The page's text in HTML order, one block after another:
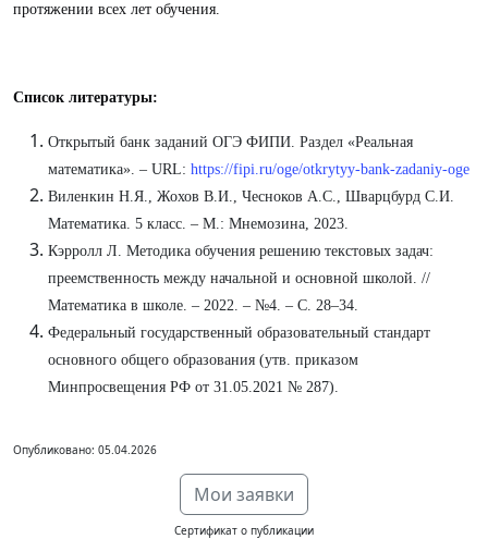
протяжении всех лет обучения.
Список литературы:
Открытый банк заданий ОГЭ ФИПИ. Раздел «Реальная
математика». – URL: https://fipi.ru/oge/otkrytyy-bank-zadaniy-oge
Виленкин Н.Я., Жохов В.И., Чесноков А.С., Шварцбурд С.И.
Математика. 5 класс. – М.: Мнемозина, 2023.
Кэрролл Л. Методика обучения решению текстовых задач:
преемственность между начальной и основной школой. //
Математика в школе. – 2022. – №4. – С. 28–34.
Федеральный государственный образовательный стандарт
основного общего образования (утв. приказом
Минпросвещения РФ от 31.05.2021 № 287).
Опубликовано: 05.04.2026
Мои заявки
Сертификат о публикации